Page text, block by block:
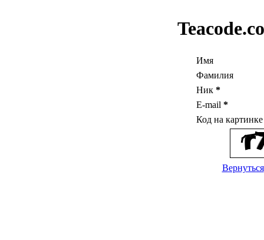
Имя
Фамилия
Ник *
E-mail *
Код на
Вернуться